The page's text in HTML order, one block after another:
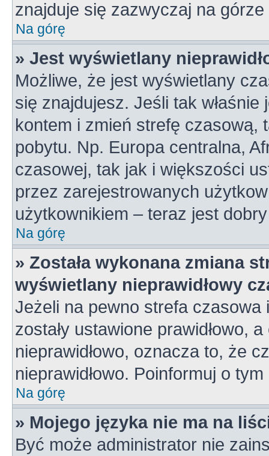
znajduje się zazwyczaj na
Na górę
» Jest wyświetlany
Możliwe, że jest wyświetlany
się znajdujesz. Jeśli tak
kontem i zmień strefę czasową,
pobytu. Np. Europa centralna,
czasowej, tak jak i większości
przez zarejestrowanych
użytkownikiem – teraz jest
Na górę
» Została wykonana zmiana
wyświetlany nieprawidłowy
Jeżeli na pewno strefa
zostały ustawione prawidłowo,
nieprawidłowo, oznacza to, że
nieprawidłowo. Poinformuj o
Na górę
» Mojego języka nie ma na
Być może administrator nie